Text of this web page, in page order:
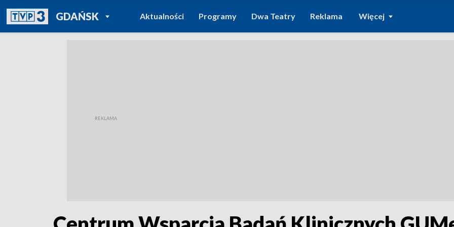
GDAŃSKPOWRÓT DO
TVP REGIONY
Aktualności Programy Dwa Teatry Reklama Więcej